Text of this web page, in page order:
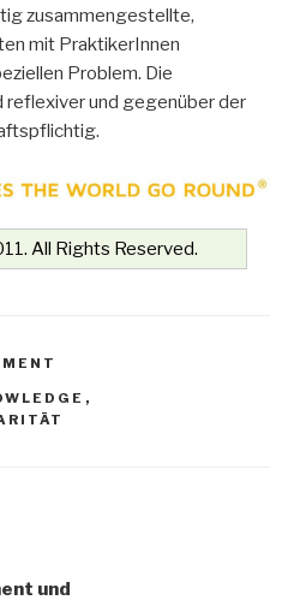
zusammengestellte,
mit PraktikerInnen
Problem. Die
und gegenüber der
All Rights Reserved.
,
und